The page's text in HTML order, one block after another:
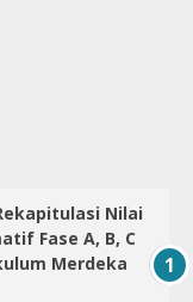
Nilai
Fase A, B, C
Merdeka